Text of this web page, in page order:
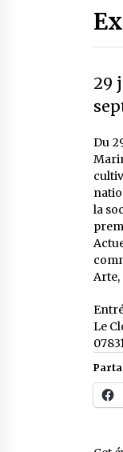
29
Du
la
Arte,
Le